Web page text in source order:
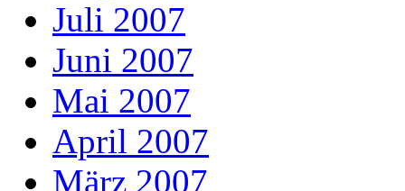
Juli 2007
Juni 2007
Mai 2007
April 2007
März 2007